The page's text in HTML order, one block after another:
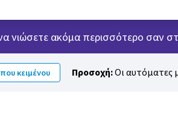
να νιώσετε ακόμα περισσότερο σαν
κειμένου Προσοχή:Οι αυτόματες